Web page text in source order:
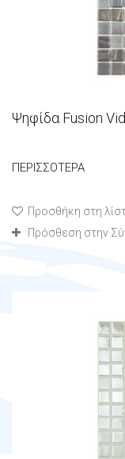
Ψηφίδα Fusion
ΠΕΡΙΣΣΌΤΕΡΑ
Προσθήκη στη
Πρόσθεση στην